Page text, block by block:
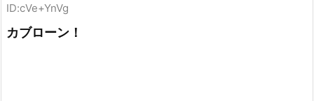
ID:cVe+YnVg
カブローン！